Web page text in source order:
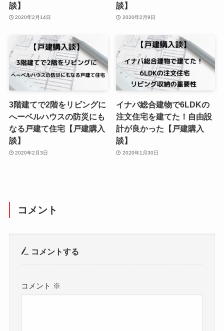
談】
2020年2月14日
談】
2020年2月9日
3階建てで2階をリビングに
へーベルハウスの防災にも
なる戸建て住宅【戸建購入
談】
2020年2月3日
イナバ総合建物で6LDKの
注文住宅を建てた！自由設
計が良かった【戸建購入
談】
2020年1月30日
コメント
コメントする
コメント ※